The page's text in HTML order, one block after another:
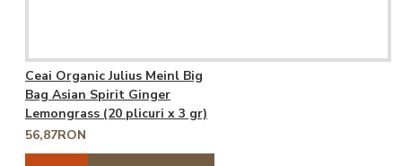
Ceai Organic Julius Meinl Big
Bag Asian Spirit Ginger
Lemongrass (20 plicuri x 3 gr)
56,87RON